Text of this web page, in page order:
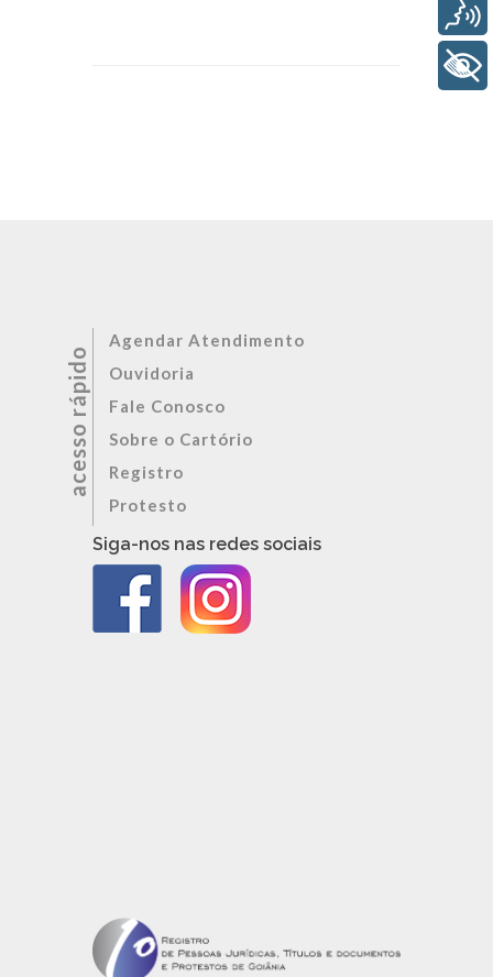
Agendar Atendimento
Ouvidoria
Fale Conosco
Sobre o Cartório
Registro
Protesto
Siga-nos nas redes sociais